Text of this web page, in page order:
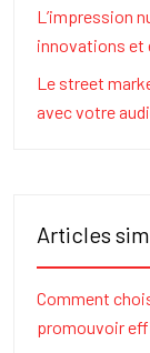
L’impression
innovations et
Le street
avec votre
Articles
Comment
promouvoir